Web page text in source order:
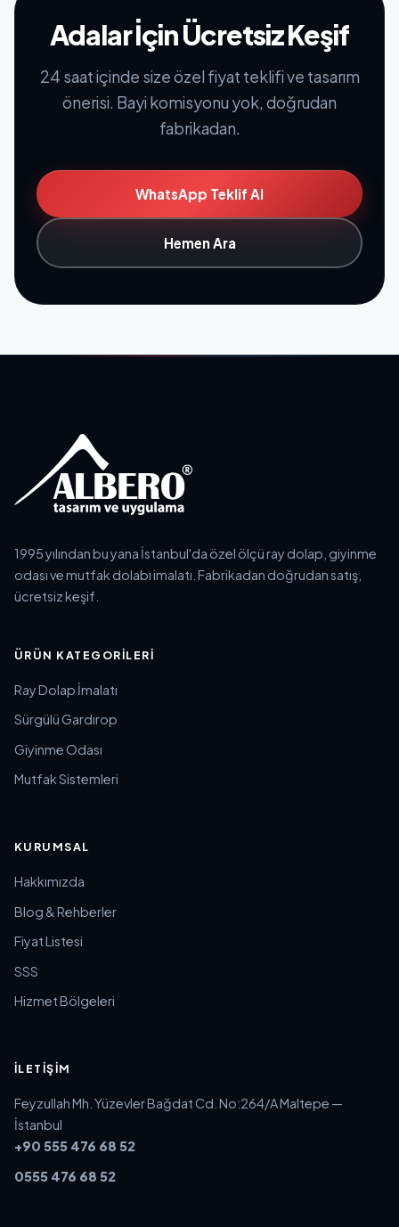
Adalar İçin Ücretsiz Keşif
24 saat içinde size özel fiyat teklifi ve tasarım
önerisi. Bayi komisyonu yok, doğrudan
fabrikadan.
WhatsApp Teklif Al
Hemen Ara
1995 yılından bu yana İstanbul'da özel ölçü ray dolap, giyinme
odası ve mutfak dolabı imalatı. Fabrikadan doğrudan satış,
ücretsiz keşif.
ÜRÜN KATEGORILERI
Ray Dolap İmalatı
Sürgülü Gardırop
Giyinme Odası
Mutfak Sistemleri
KURUMSAL
Hakkımızda
Blog & Rehberler
Fiyat Listesi
SSS
Hizmet Bölgeleri
İLETIŞIM
Feyzullah Mh. Yüzevler Bağdat Cd. No:264/A Maltepe —
İstanbul
+90 555 476 68 52
0555 476 68 52